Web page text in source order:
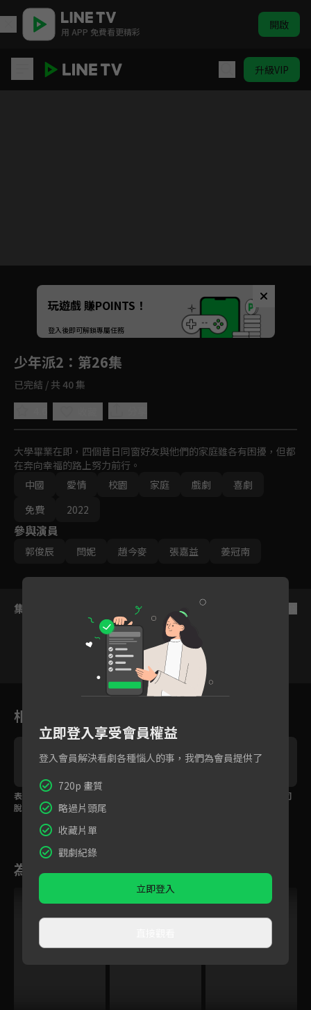
用 APP 免費看更精彩 開啟
升級VIP
Unmute
如有不便請見諒
玩遊戲 賺POINTS！
登入後即可解鎖專屬任務
少年派2 ：第26集
已完結 / 共 40 集
大學畢業在即，四個昔日同窗好友與他們的家庭雖各有困擾，但都
在奔向幸福的路上努力前行。
中國
愛情 校園 家庭 戲劇
喜劇
免費
2022
參與演員
郭俊辰 閆妮 趙今麥 張嘉益 姜冠南
集數列表
25 26 27
相關花絮
表面是一起參加密室逃
脫，實際在鬥智商鬥情
竟被媽媽看見跟男生同
為您推薦
立即登入享受會員權益
登入會員解決看劇各種惱人的事，我們為會員提供了
720p 畫質
略過片頭尾
收藏片單
觀劇紀錄
立即登入